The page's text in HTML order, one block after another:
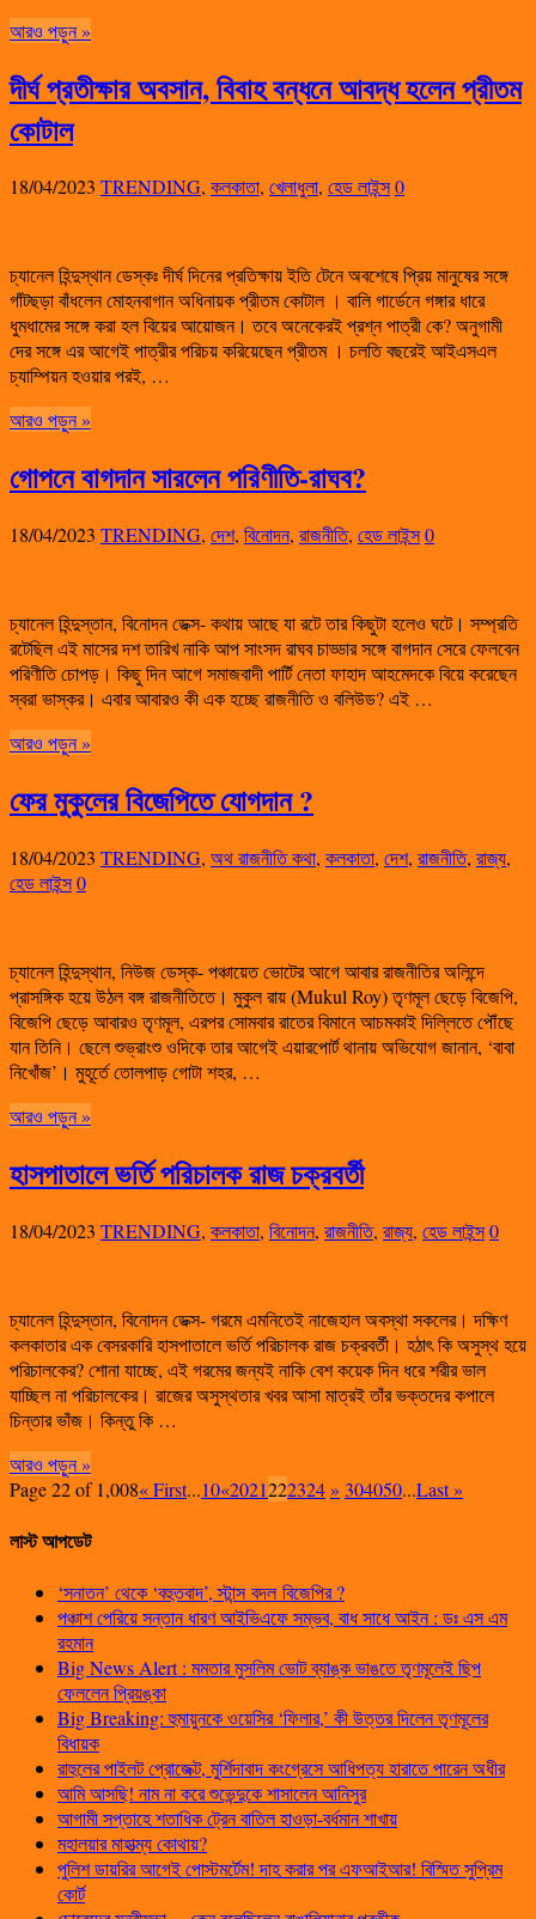
আরও পড়ুন »
দীর্ঘ প্রতীক্ষার অবসান, বিবাহ বন্ধনে আবদ্ধ হলেন প্রীতম
কোটাল
18/04/2023 TRENDING, কলকাতা, খেলাধুলা, হেড লাইন্স0
চ্যানেল হিন্দুস্থান ডেস্কঃ দীর্ঘ দিনের প্রতিক্ষায় ইতি টেনে অবশেষে প্রিয় মানুষের সঙ্গে
গাঁটছড়া বাঁধলেন মোহনবাগান অধিনায়ক প্রীতম কোটাল । বালি গার্ডেনে গঙ্গার ধারে
ধুমধামের সঙ্গে করা হল বিয়ের আয়োজন। তবে অনেকেরই প্রশ্ন পাত্রী কে? অনুগামী
দের সঙ্গে এর আগেই পাত্রীর পরিচয় করিয়েছেন প্রীতম । চলতি বছরেই আইএসএল
চ্যাম্পিয়ন হওয়ার পরই, …
আরও পড়ুন »
গোপনে বাগদান সারলেন পরিণীতি-রাঘব?
18/04/2023 TRENDING, দেশ, বিনোদন, রাজনীতি, হেড লাইন্স0
চ্যানেল হিন্দুস্তান, বিনোদন ডেক্স- কথায় আছে যা রটে তার কিছুটা হলেও ঘটে। সম্প্রতি
রটেছিল এই মাসের দশ তারিখ নাকি আপ সাংসদ রাঘব চাড্ডার সঙ্গে বাগদান সেরে ফেলবেন
পরিণীতি চোপড়। কিছু দিন আগে সমাজবাদী পার্টি নেতা ফাহাদ আহমেদকে বিয়ে করেছেন
স্বরা ভাস্কর। এবার আবারও কী এক হচ্ছে রাজনীতি ও বলিউড? এই …
আরও পড়ুন »
ফের মুকুলের বিজেপিতে যোগদান ?
18/04/2023 TRENDING, অথ রাজনীতি কথা, কলকাতা, দেশ, রাজনীতি, রাজ্য,
হেড লাইন্স0
চ্যানেল হিন্দুস্থান, নিউজ ডেস্ক- পঞ্চায়েত ভোটের আগে আবার রাজনীতির অলিন্দে
প্রাসঙ্গিক হয়ে উঠল বঙ্গ রাজনীতিতে। মুকুল রায় (Mukul Roy) তৃণমূল ছেড়ে বিজেপি,
বিজেপি ছেড়ে আবারও তৃণমূল, এরপর সোমবার রাতের বিমানে আচমকাই দিল্লিতে পৌঁছে
যান তিনি। ছেলে শুভ্রাংশু ওদিকে তার আগেই এয়ারপোর্ট থানায় অভিযোগ জানান, ‘বাবা
নিখোঁজ’। মুহূর্তে তোলপাড় গোটা শহর, …
আরও পড়ুন »
হাসপাতালে ভর্তি পরিচালক রাজ চক্রবর্তী
18/04/2023 TRENDING, কলকাতা, বিনোদন, রাজনীতি, রাজ্য, হেড লাইন্স0
চ্যানেল হিন্দুস্তান, বিনোদন ডেক্স- গরমে এমনিতেই নাজেহাল অবস্থা সকলের। দক্ষিণ
কলকাতার এক বেসরকারি হাসপাতালে ভর্তি পরিচালক রাজ চক্রবর্তী। হঠাৎ কি অসুস্থ হয়ে
পরিচালকের? শোনা যাচ্ছে, এই গরমের জন্যই নাকি বেশ কয়েক দিন ধরে শরীর ভাল
যাচ্ছিল না পরিচালকের। রাজের অসুস্থতার খবর আসা মাত্রই তাঁর ভক্তদের কপালে
চিন্তার ভাঁজ। কিন্তু কি …
আরও পড়ুন »
Page 22 of 1,008« First...10«2021222324» 304050...Last »
লাস্ট আপডেট
‘সনাতন’ থেকে ‘বহুতবাদ’, স্টান্স বদল বিজেপির ?
পঞ্চাশ পেরিয়ে সন্তান ধারণ আইভিএফে সম্ভব, বাধ সাধে আইন : ডঃ এস এম
রহমান
Big News Alert : মমতার মুসলিম ভোট ব্যাঙ্ক ভাঙতে তৃণমূলেই ছিপ
ফেললেন প্রিয়ঙ্কা
Big Breaking: হুমায়ুনকে ওয়েসির ‘ফিলার,’ কী উত্তর দিলেন তৃণমূলের
বিধায়ক
রাহুলের পাইলট প্রোজেক্ট, মুর্শিদাবাদ কংগ্রেসে আধিপত্য হারাতে পারেন অধীর
আমি আসছি! নাম না করে শুভেন্দুকে শাসালেন আনিসুর
আগামী সপ্তাহে শতাধিক ট্রেন বাতিল হাওড়া-বর্ধমান শাখায়
মহালয়ার মাহাত্ম্য কোথায়?
পুলিশ ডায়রির আগেই পোস্টমর্টেম! দাহ করার পর এফআইআর! বিস্মিত সুপ্রিম
কোর্ট